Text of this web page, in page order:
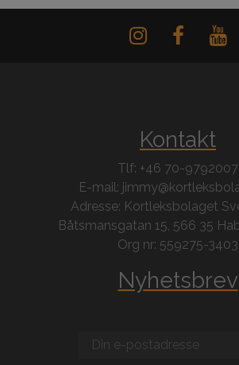
Kontakt
Tlf: +46 70-9792007
E-mail:
Adresse: Kortleksbolaget
Båtsmansgatan 15, 566 35
Org nr: 559275-3403
Nyhetsbrev